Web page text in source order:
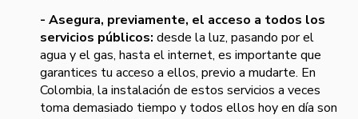
- Asegura, previamente, el acceso a todos los
servicios públicos: desde la luz, pasando por el
agua y el gas, hasta el internet, es importante que
garantices tu acceso a ellos, previo a mudarte. En
Colombia, la instalación de estos servicios a veces
toma demasiado tiempo y todos ellos hoy en día son